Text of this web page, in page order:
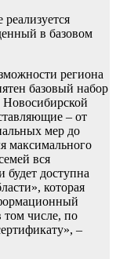
в базовом
региона
базовый набор
Новосибирской
– от
мер до
максимального
вся
доступна
которая
том числе, по
–